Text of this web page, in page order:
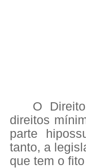
O
direitos
parte
tanto, a
que tem o